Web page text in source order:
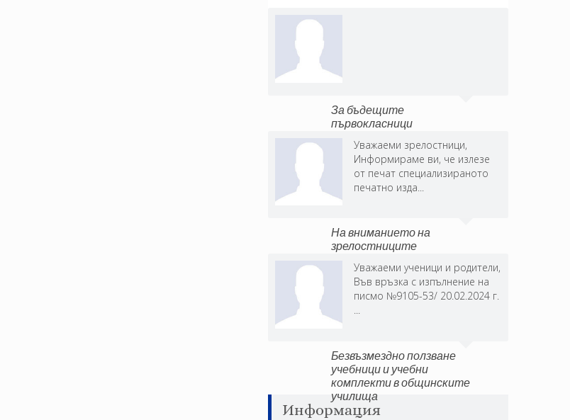
За бъдещите
първокласници
Уважаеми зрелостници,
Информираме ви, че излезе
от печат специализираното
печатно изда...
На вниманието на
зрелостниците
Уважаеми ученици и родители,
Във връзка с изпълнение на
писмо №9105-53/ 20.02.2024 г.
...
Безвъзмездно ползване
учебници и учебни
комплекти в общинските
училища
Информация